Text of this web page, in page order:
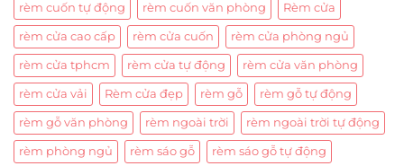
rèm cuốn tự động rèm cuốn văn phòng Rèm cửa
rèm cửa cao cấp rèm cửa cuốn rèm cửa phòng ngủ
rèm cửa tphcm rèm cửa tự động rèm cửa văn phòng
rèm cửa vải Rèm cửa đẹp rèm gỗ rèm gỗ tự động
rèm gỗ văn phòng rèm ngoài trời rèm ngoài trời tự động
rèm phòng ngủ rèm sáo gỗ rèm sáo gỗ tự động